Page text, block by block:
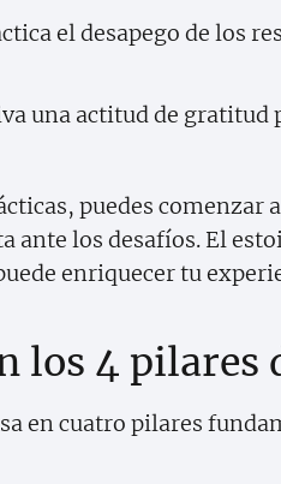
el desapego de los
una actitud de gratitud
puedes
ante los desafíos. El
enriquecer tu
los 4 pilares
en cuatro pilares